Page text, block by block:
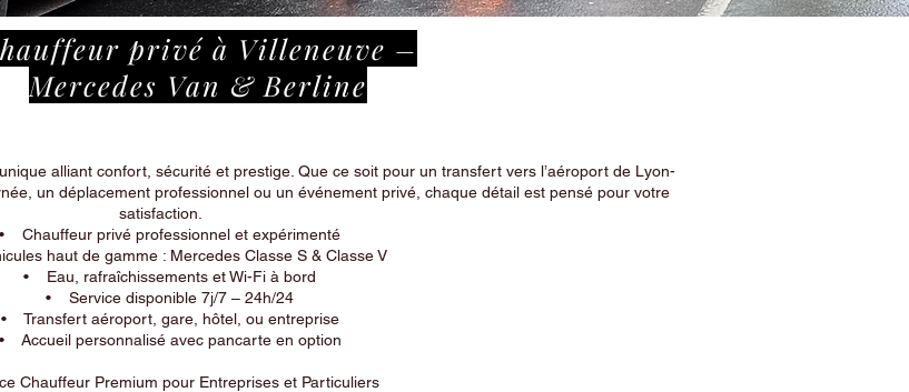
privé à Villeneuve –
Mercedes Van & Berline
alliant confort, sécurité et prestige. Que ce soit pour un transfert vers l’aéroport de Lyon-
un déplacement professionnel ou un événement privé, chaque détail est pensé pour votre
satisfaction.
Chauffeur privé professionnel et expérimenté
haut de gamme : Mercedes Classe S & Classe V
• Eau, rafraîchissements et Wi-Fi à bord
• Service disponible 7j/7 – 24h/24
Transfert aéroport, gare, hôtel, ou entreprise
Accueil personnalisé avec pancarte en option
Chauffeur Premium pour Entreprises et Particuliers